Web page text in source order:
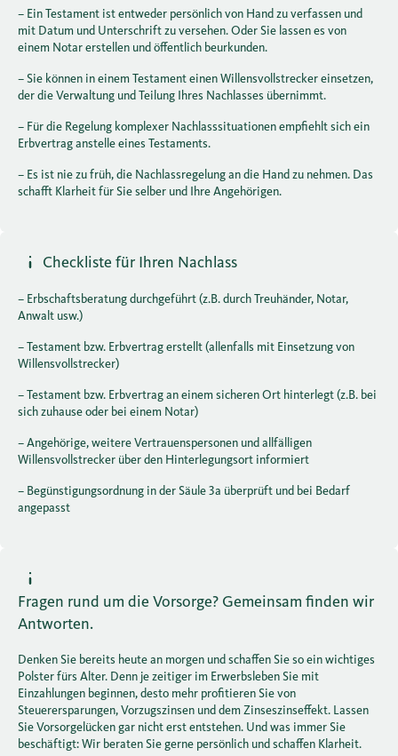
– Ein Testament ist entweder persönlich von Hand zu verfassen und
mit Datum und Unterschrift zu versehen. Oder Sie lassen es von
einem Notar erstellen und öffentlich beurkunden.
– Sie können in einem Testament einen Willensvollstrecker einsetzen,
der die Verwaltung und Teilung Ihres Nachlasses übernimmt.
– Für die Regelung komplexer Nachlasssituationen empfiehlt sich ein
Erbvertrag anstelle eines Testaments.
– Es ist nie zu früh, die Nachlassregelung an die Hand zu nehmen. Das
schafft Klarheit für Sie selber und Ihre Angehörigen.
Checkliste für Ihren Nachlass
– Erbschaftsberatung durchgeführt (z.B. durch Treuhänder, Notar,
Anwalt usw.)
– Testament bzw. Erbvertrag erstellt (allenfalls mit Einsetzung von
Willensvollstrecker)
– Testament bzw. Erbvertrag an einem sicheren Ort hinterlegt (z.B. bei
sich zuhause oder bei einem Notar)
– Angehörige, weitere Vertrauenspersonen und allfälligen
Willensvollstrecker über den Hinterlegungsort informiert
– Begünstigungsordnung in der Säule 3a überprüft und bei Bedarf
angepasst
Fragen rund um die Vorsorge? Gemeinsam finden wir
Antworten.
Denken Sie bereits heute an morgen und schaffen Sie so ein wichtiges
Polster fürs Alter. Denn je zeitiger im Erwerbsleben Sie mit
Einzahlungen beginnen, desto mehr profitieren Sie von
Steuerersparungen, Vorzugszinsen und dem Zinseszinseffekt. Lassen
Sie Vorsorgelücken gar nicht erst entstehen. Und was immer Sie
beschäftigt: Wir beraten Sie gerne persönlich und schaffen Klarheit.